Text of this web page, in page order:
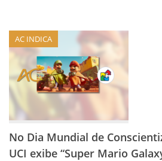
AC INDICA
No Dia Mundial de
UCI exibe “Super Mario